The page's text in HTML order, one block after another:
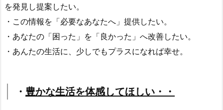
を発見し提案したい。
・この情報を「必要なあなたへ」提供したい。
・あなたの「困った」を「良かった」へ改善したい。
・あんたの生活に、少しでもプラスになれば幸せ。
・ 豊かな生活を体感してほしい・・